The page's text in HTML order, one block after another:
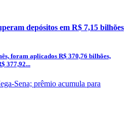
depósitos em R$ 7,15 bilhões
foram aplicados R$ 370,76 bilhões,
377,92...